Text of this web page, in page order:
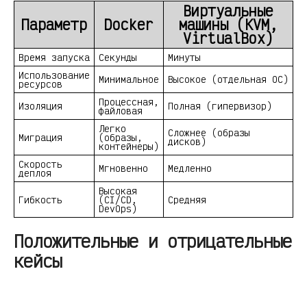
Параметр Docker
Виртуальные
машины (KVM,
VirtualBox)
Время запуска Секунды
Минуты
Использование
ресурсов Минимальное Высокое (отдельная ОС)
Изоляция Процессная,
файловая Полная (гипервизор)
Миграция
Легко
(образы,
контейнеры)
Сложнее (образы
дисков)
Скорость
деплоя Мгновенно Медленно
Гибкость
Высокая
(CI/CD,
DevOps)
Средняя
Положительные и отрицательные
кейсы